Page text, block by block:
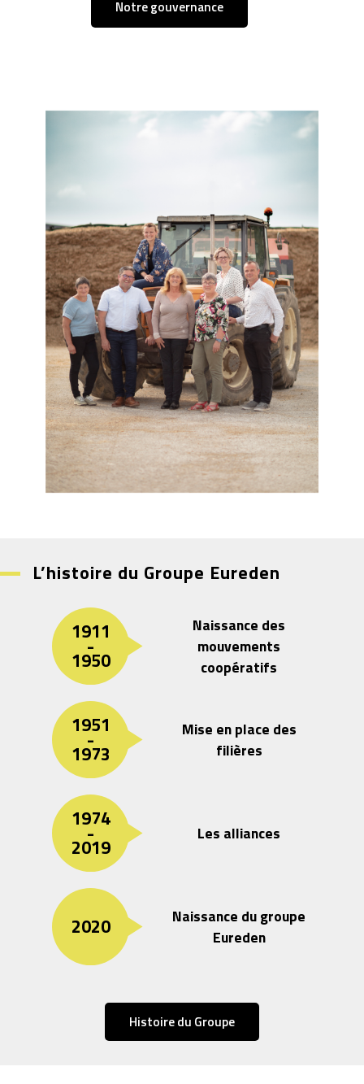
Notre gouvernance
L’histoire du Groupe Eureden
1911
-
1950
Naissance des
mouvements
coopératifs
1951
-
1973
Mise en place des
filières
1974
-
2019
Les alliances
2020
Naissance du groupe
Eureden
Histoire du Groupe